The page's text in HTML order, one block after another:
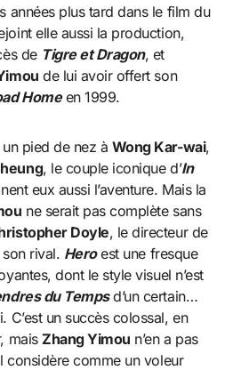
années plus tard dans le film du
elle aussi la production,
de Tigre et Dragon, et
de lui avoir offert son
Homeen 1999.
pied de nez à Wong Kar-wai,
, le couple iconique d’In
eux aussi l’aventure. Mais la
ne serait pas complète sans
Doyle, le directeur de
rival. Heroest une fresque
dont le style visuel n’est
du Tempsd’un certain…
C’est un succès colossal, en
maisZhang Yimou n’en a pas
considère comme un voleur